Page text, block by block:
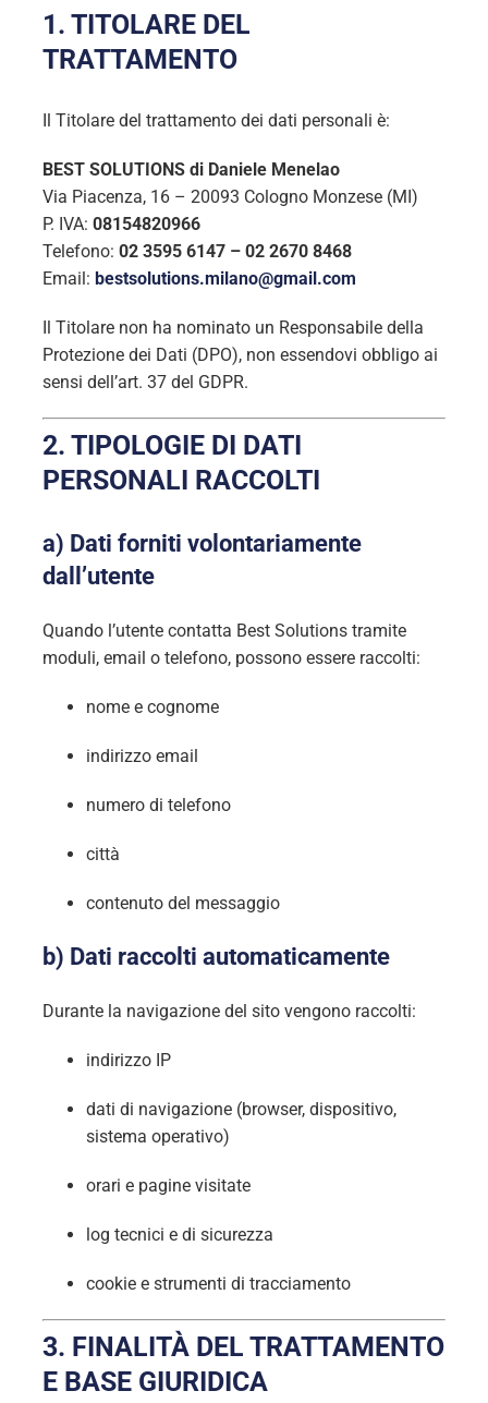
1. TITOLARE DEL
TRATTAMENTO
Il Titolare del trattamento dei dati personali è:
BEST SOLUTIONS di Daniele Menelao
Via Piacenza, 16 – 20093 Cologno Monzese (MI)
P. IVA: 08154820966
Telefono: 02 3595 6147 – 02 2670 8468
Email: bestsolutions.milano@gmail.com
Il Titolare non ha nominato un Responsabile della
Protezione dei Dati (DPO), non essendovi obbligo ai
sensi dell’art. 37 del GDPR.
2. TIPOLOGIE DI DATI
PERSONALI RACCOLTI
a) Dati forniti volontariamente
dall’utente
Quando l’utente contatta Best Solutions tramite
moduli, email o telefono, possono essere raccolti:
nome e cognome
indirizzo email
numero di telefono
città
contenuto del messaggio
b) Dati raccolti automaticamente
Durante la navigazione del sito vengono raccolti:
indirizzo IP
dati di navigazione (browser, dispositivo,
sistema operativo)
orari e pagine visitate
log tecnici e di sicurezza
cookie e strumenti di tracciamento
3. FINALITÀ DEL TRATTAMENTO
E BASE GIURIDICA